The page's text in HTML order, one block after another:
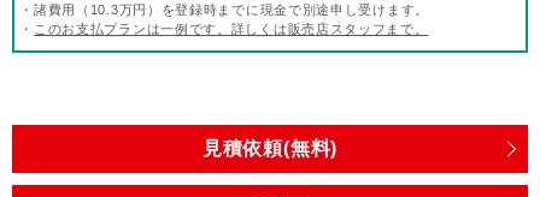
・諸費用（10.3万円）を登録時までに現金で別途申し受けます。
・ このお支払プランは一例です。詳しくは販売店スタッフまで。
見積依頼(無料)